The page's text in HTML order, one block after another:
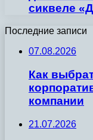
сиквеле
Последние записи
07.08.2026
Как
компании
21.07.2026